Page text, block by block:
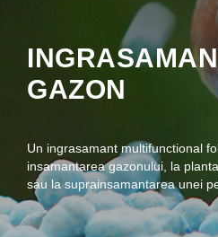
GAZON
Un ingrasamant multifunctional
insamantarea gazonului, la
sau la suprainsamantarea unei